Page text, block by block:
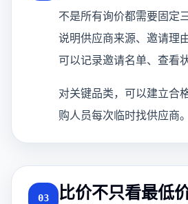
不是所有询价都需要固定
说明供应商来源、邀请理
可以记录邀请名单、查看
对关键品类，可以建立合
购人员每次临时找供应商。
03 比价不只看最低